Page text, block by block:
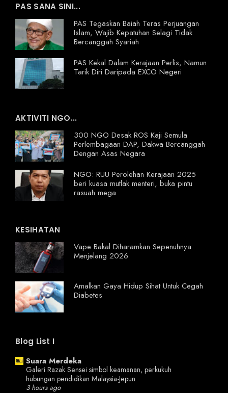
PAS SANA SINI...
PAS Tegaskan Baiah Teras Perjuangan
Islam, Wajib Kepatuhan Selagi Tidak
Bercanggah Syariah
PAS Kekal Dalam Kerajaan Perlis, Namun
Tarik Diri Daripada EXCO Negeri
AKTIVITI NGO...
300 NGO Desak ROS Kaji Semula
Perlembagaan DAP, Dakwa Bercanggah
Dengan Asas Negara
NGO: RUU Perolehan Kerajaan 2025
beri kuasa mutlak menteri, buka pintu
rasuah mega
KESIHATAN
Vape Bakal Diharamkan Sepenuhnya
Menjelang 2026
Amalkan Gaya Hidup Sihat Untuk Cegah
Diabetes
Blog List I
Suara Merdeka
Galeri Razak Sensei simbol keamanan, perkukuh
hubungan pendidikan Malaysia-Jepun
3 hours ago